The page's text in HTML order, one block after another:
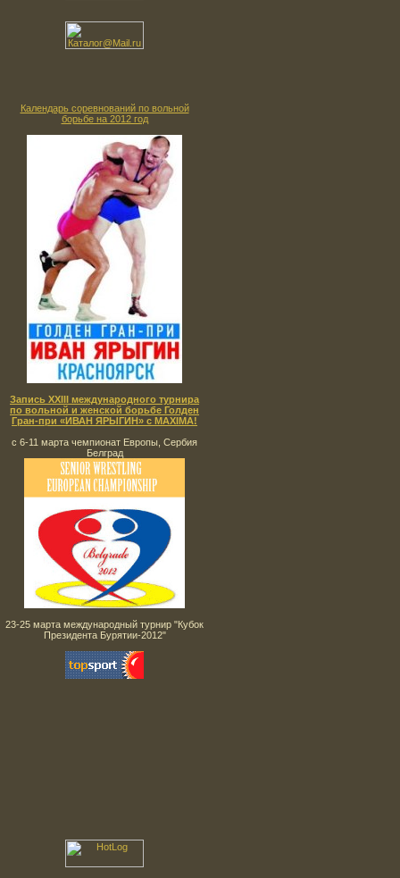
Календарь соревнований по вольной
борьбе на 2012 год
Запись XXIII международного турнира
по вольной и женской борьбе Голден
Гран-при «ИВАН ЯРЫГИН» с MAXIMA!
с 6-11 марта чемпионат Европы, Сербия
Белград
23-25 марта международный турнир "Кубок
Президента Бурятии-2012"